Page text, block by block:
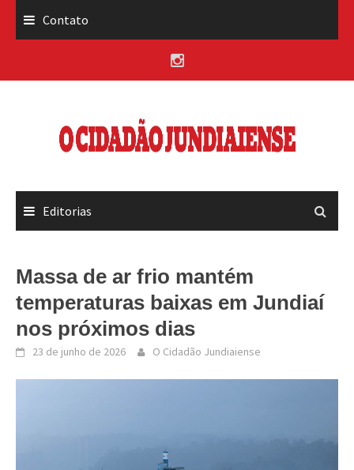
Contato
Editorias
Massa de ar frio mantém
temperaturas baixas em Jundiaí
nos próximos dias
23 de junho de 2026 O Cidadão Jundiaiense